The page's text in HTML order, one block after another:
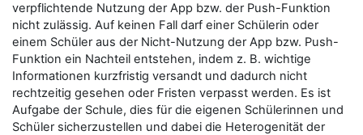
verpflichtende Nutzung der App bzw. der Push-Funktion
nicht zulässig. Auf keinen Fall darf einer Schülerin oder
einem Schüler aus der Nicht-Nutzung der App bzw. Push-
Funktion ein Nachteil entstehen, indem z. B. wichtige
Informationen kurzfristig versandt und dadurch nicht
rechtzeitig gesehen oder Fristen verpasst werden. Es ist
Aufgabe der Schule, dies für die eigenen Schülerinnen und
Schüler sicherzustellen und dabei die Heterogenität der